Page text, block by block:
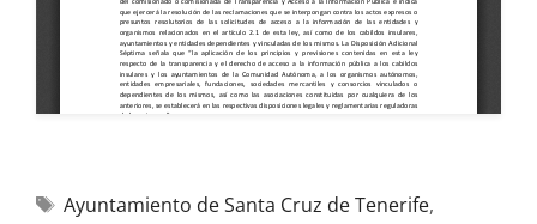
Ayuntamiento de Santa Cruz de Tenerife,